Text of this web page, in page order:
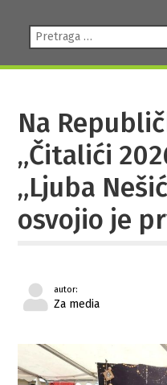
Pretraga:
Na
„Čitalići
„Ljuba
osvojio je
autor:
Za media